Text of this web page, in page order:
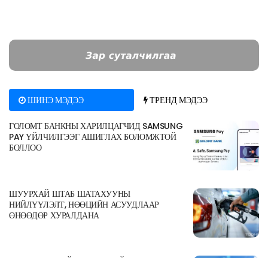
ШИНЭ МЭДЭЭ ТРЕНД МЭДЭЭ
ГОЛОМТ БАНКНЫ ХАРИЛЦАГЧИД SAMSUNG
PAY ҮЙЛЧИЛГЭЭГ АШИГЛАХ БОЛОМЖТОЙ
БОЛЛОО
ШУУРХАЙ ШТАБ ШАТАХУУНЫ
НИЙЛҮҮЛЭЛТ, НӨӨЦИЙН АСУУДЛААР
ӨНӨӨДӨР ХУРАЛДАНА